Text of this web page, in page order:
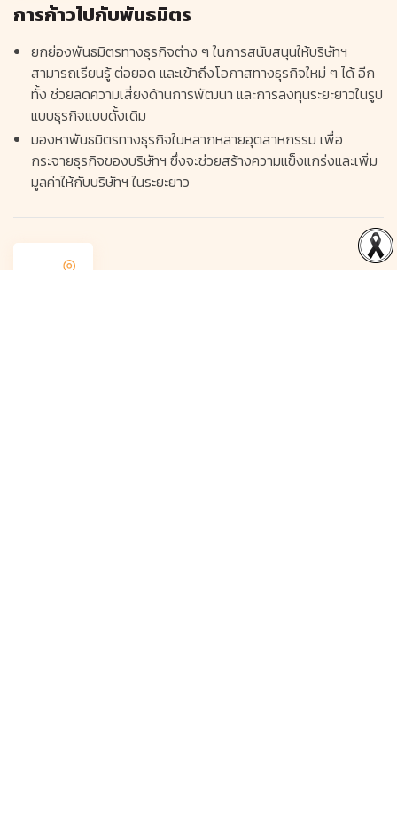
การก้าวไปกับพันธมิตร
ยกย่องพันธมิตรทางธุรกิจต่าง ๆ ในการสนับสนุนให้บริษัทฯ
สามารถเรียนรู้ ต่อยอด และเข้าถึงโอกาสทางธุรกิจใหม่ ๆ ได้ อีก
ทั้ง ช่วยลดความเสี่ยงด้านการพัฒนา และการลงทุนระยะยาวในรูป
แบบธุรกิจแบบดั้งเดิม
มองหาพันธมิตรทางธุรกิจในหลากหลายอุตสาหกรรม เพื่อ
กระจายธุรกิจของบริษัทฯ ซึ่งจะช่วยสร้างความแข็งแกร่งและเพิ่ม
มูลค่าให้กับบริษัทฯ ในระยะยาว